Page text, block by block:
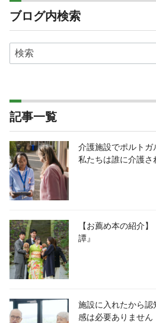
ブログ内検索
記事一覧
介護施設でポルトガ
私たちは誰に介護さ
【お薦め本の紹介
譚』
施設に入れたから
感は必要ありません